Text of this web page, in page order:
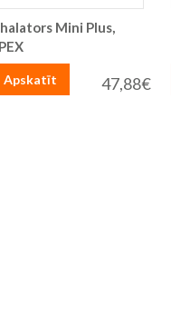
Mini Plus,
47,88€
Apskatīt